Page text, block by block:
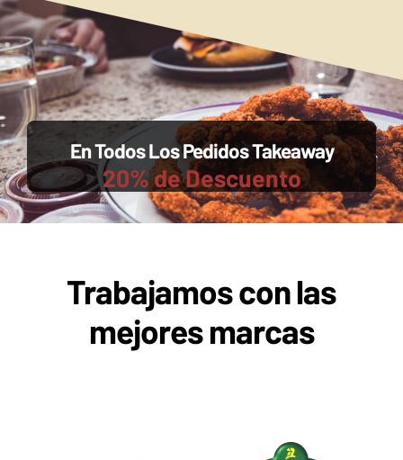
En Todos Los Pedidos Takeaway
20% de Descuento
Trabajamos con las
mejores marcas